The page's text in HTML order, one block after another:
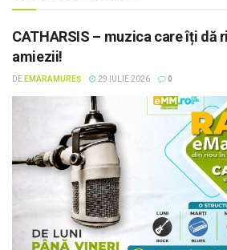
CATHARSIS – muzica care îți dă
amiezii!
DE EMARAMUREȘ 29 IULIE 2026 0